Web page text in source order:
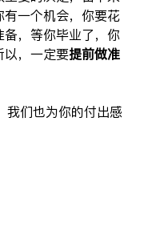
一个机会，你要花
，等你毕业了，你
以，一定要提前做准
我们也为你的付出感